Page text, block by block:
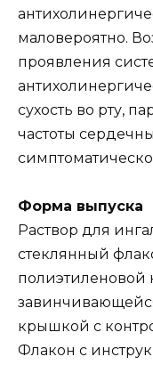
маловероятно.
проявления
сухость во рту,
частоты
Форма выпуска
Раствор для
стеклянный
полиэтиленовой
крышкой с
Флакон с